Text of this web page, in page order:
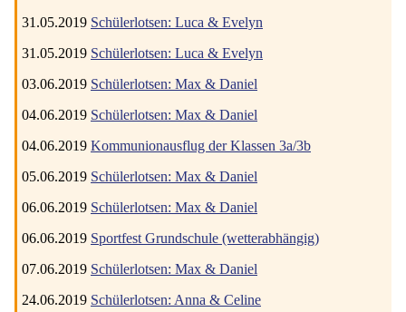
31.05.2019 Schülerlotsen: Luca & Evelyn
31.05.2019 Schülerlotsen: Luca & Evelyn
03.06.2019 Schülerlotsen: Max & Daniel
04.06.2019 Schülerlotsen: Max & Daniel
04.06.2019 Kommunionausflug der Klassen 3a/3b
05.06.2019 Schülerlotsen: Max & Daniel
06.06.2019 Schülerlotsen: Max & Daniel
06.06.2019 Sportfest Grundschule (wetterabhängig)
07.06.2019 Schülerlotsen: Max & Daniel
24.06.2019 Schülerlotsen: Anna & Celine